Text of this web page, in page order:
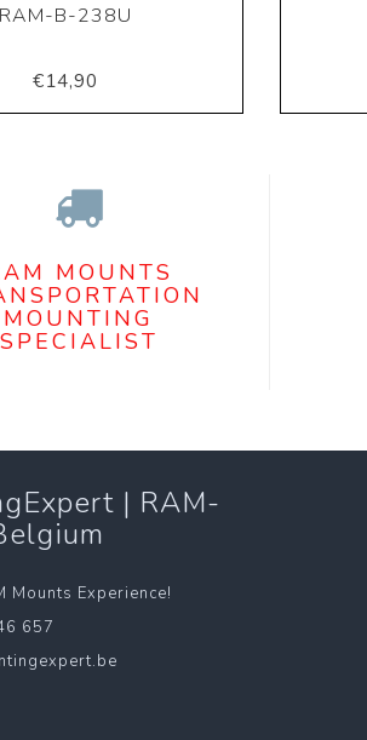
RAM-B-238U
€14,90
MOUNTS
MOUNTING
SPECIALIST
| RAM-
Mounts Experience!
657